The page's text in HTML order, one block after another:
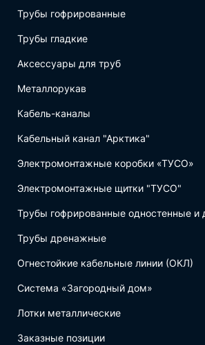
Трубы гофрированные
Трубы гладкие
Аксессуары для труб
Металлорукав
Кабель-каналы
Кабельный канал "Арктика"
Электромонтажные коробки «ТУСО»
Электромонтажные щитки "ТУСО"
Трубы гофрированные одностенные и
Трубы дренажные
Огнестойкие кабельные линии (ОКЛ)
Система «Загородный дом»
Лотки металлические
Заказные позиции